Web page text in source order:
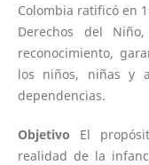
Colombia ratificó en
Derechos del
reconocimiento,
los niños, niñas y
dependencias.
Objetivo El
realidad de la